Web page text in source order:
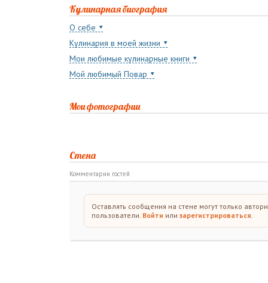
Кулинарная биография
О себе
Кулинария в моей жизни
Мои любимые кулинарные книги
Мой любимый Повар
Мои фотографии
Стена
Комментарии гостей
Оставлять сообщения на стене могут только
пользователи. Войти или зарегистрироваться.